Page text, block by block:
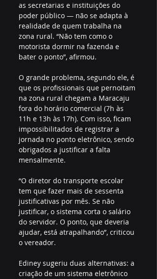
as secretarias e instituições do
poder público — não se adapta à
realidade de quem trabalha na
zona rural. “Não tem como o
motorista dormir na fazenda e
bater o ponto”, afirmou.
O grande problema, segundo ele, é
que os profissionais que pernoitam
na zona rural chegam a Maracaju
fora do horário comercial (7h às
11h e 13h às 17h). Com isso, ficam
impossibilitados de registrar a
jornada no ponto eletrônico, sendo
obrigados a justificar a falta
mensalmente.
“O diretor do transporte escolar
tem que fazer mais de sessenta
justificativas por mês. Se não
justificar, o sistema corta o salário
do servidor. O ponto, que deveria
ajudar, está atrapalhando”, criticou
o vereador.
Ediney sugeriu duas alternativas: a
criação de um sistema eletrônico